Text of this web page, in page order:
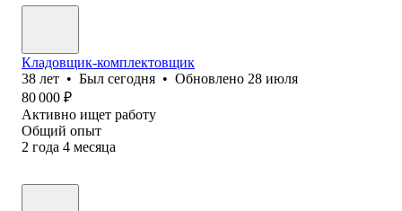
Кладовщик-комплектовщик
38 лет • Был сегодня • Обновлено 28 июля
80 000 ₽
Активно ищет работу
Общий опыт
2 года 4 месяца